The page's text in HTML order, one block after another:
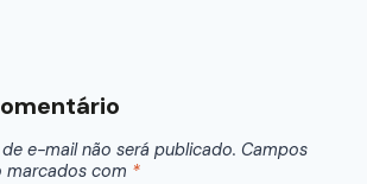
e-mail não será publicado. Campos
marcados com *